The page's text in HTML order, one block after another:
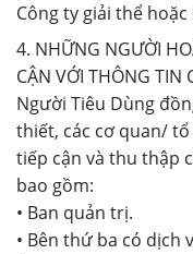
Công ty giải thể hoặc
4. NHỮNG NGƯỜI
CẬN VỚI THÔNG TIN
Người Tiêu Dùng
thiết, các cơ quan/
tiếp cận và thu thập
bao gồm:
• Ban quản trị.
• Bên thứ ba có dịch